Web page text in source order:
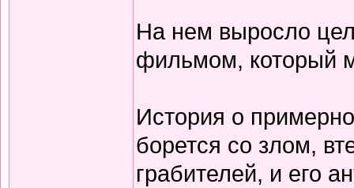
На нем выросло
фильмом, который
История о
борется со злом,
грабителей, и его